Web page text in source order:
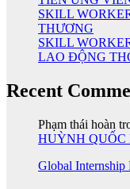
SKILL
THƯƠNG
SKILL
LAO ĐỘNG
Recent
Phạm thái hoàn
HUỲNH QUỐC
Global Internship